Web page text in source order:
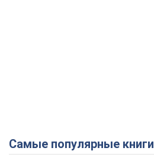
Самые популярные книги